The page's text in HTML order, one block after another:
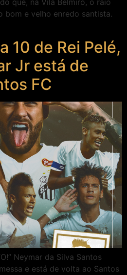
bom e velho enredo santista.
10 de Rei Pelé,
Jr está de
FC
Neymar da Silva Santos
e está de volta ao Santos